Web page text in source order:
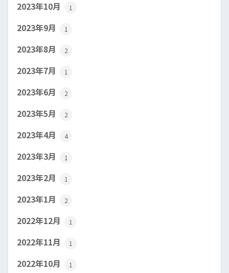
2023年10月 1
2023年9月 1
2023年8月 2
2023年7月 1
2023年6月 2
2023年5月 2
2023年4月 4
2023年3月 1
2023年2月 1
2023年1月 2
2022年12月 1
2022年11月 1
2022年10月 1